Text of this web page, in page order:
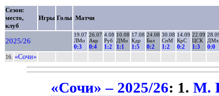
Сезон:
место,
клуб
Игры Голы Матчи
2025/26
19.07
ЛМо
0:3
26.07
Акр
0:4
4.08
Руб
1:2
10.08
ДМо
1:1
17.08
Кдр
1:5
24.08
Бал
0:2
30.08
СпМ
1:2
14.09
КрС
0:2
22.09
ЦСК
1:3
ДМх
0:0
16. «Сочи»
«Сочи» – 2025/26: 1.М.